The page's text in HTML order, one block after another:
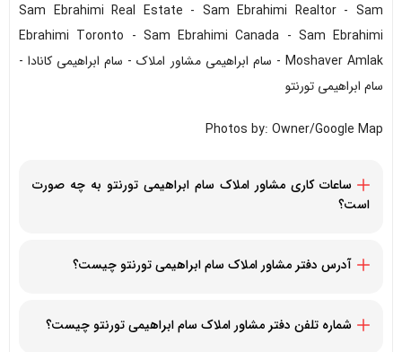
Sam Ebrahimi Real Estate - Sam Ebrahimi Realtor - Sam
Ebrahimi Toronto - Sam Ebrahimi Canada - Sam Ebrahimi
Moshaver Amlak - سام ابراهیمی مشاور املاک - سام ابراهیمی کانادا -
سام ابراهیمی تورنتو
Photos by: Owner/Google Map
ساعات کاری مشاور املاک سام ابراهیمی تورنتو به چه صورت
است؟
آدرس دفتر مشاور املاک سام ابراهیمی تورنتو چیست؟
شماره تلفن دفتر مشاور املاک سام ابراهیمی تورنتو چیست؟